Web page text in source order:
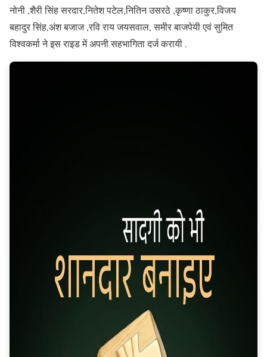
नोनी ,शैरी सिंह सरदार,नितेश पटेल,नितिन उसरठे ,कृष्णा ठाकुर,विजय
बहादुर सिंह,अंश बजाज ,रवि राय जयसवाल, समीर बाजपेयी एवं सुमित
विश्वकर्मा ने इस राइड में अपनी सहभागिता दर्ज करायी .